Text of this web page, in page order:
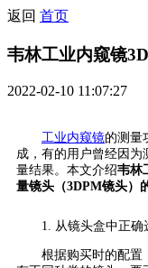
返回 首页
韦林工业内窥镜
2022-02-10 11:07:27
工业内窥镜的测量
成，有的用户曾经因为
量结果。本文介绍韦林
量镜头（3DPM镜头）
1. 从镜头盒中正确
根据购买时的配置